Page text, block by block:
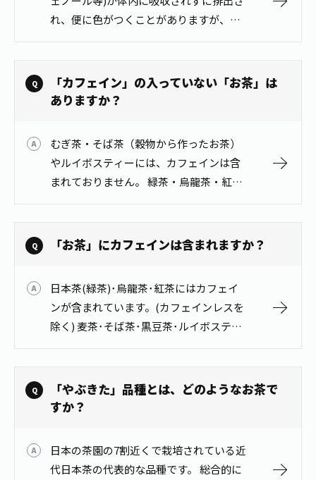
れ、便に色がつくことがありますが、身
体に害はありません。 飲料以外の原因(健
康上の問題等)で便に色がつく場合もあり
ますので、一旦飲用をおやめにな…
「カフェイン」の入っていない「お茶」は
ありますか？
むぎ茶・そば茶（穀物から作ったお茶）
やルイボスティーには、カフェインは含
まれておりません。 緑茶・烏龍茶・紅茶
（茶葉から作ったお茶）にはカフェイン
が含まれています。
「お茶」にカフェインは含まれますか？
日本茶(緑茶)･烏龍茶･紅茶にはカフェイ
ンが含まれています。(カフェインレスを
除く) 麦茶･そば茶･黒豆茶･ルイボスティ
ーには含まれていません。
「やぶきた」品種とは、どのようなお茶で
すか？
日本の茶園の7割近くで栽培されている近
代日本茶の代表的な品種です。 総合的に